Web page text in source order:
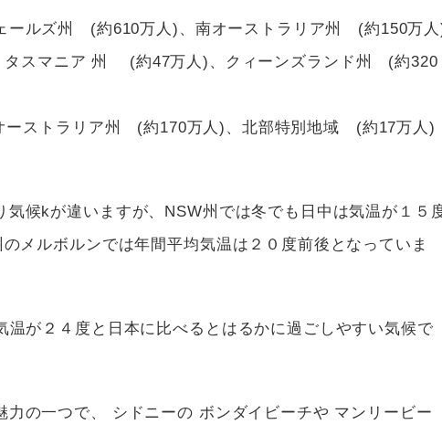
ールズ州 (約610万人)、南オーストラリア州 (約150万
タスマニア 州 (約47万人)、クィーンズランド州 (約320
ストラリア州 (約170万人)、北部特別地域 (約17万人)
気候kが違いますが、NSW州では冬でも日中は気温が１５
メルボルンでは年間平均気温は２０度前後となっていま
温が２４度と日本に比べるとはるかに過ごしやすい気候で
力の一つで、 シドニーの ボンダイビーチや マンリービー